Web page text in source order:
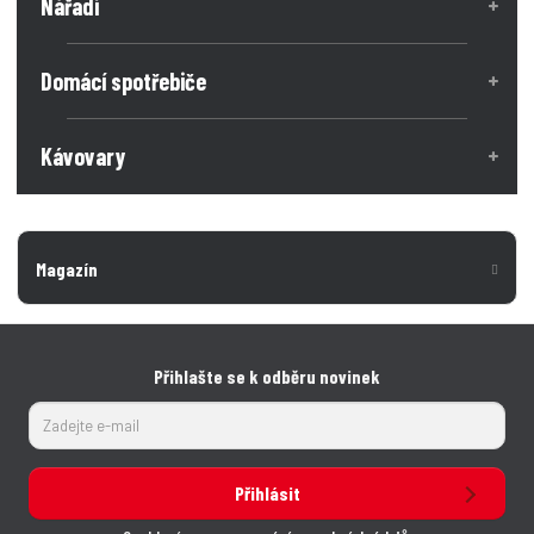
Nářadí
Domácí spotřebiče
Kávovary
Magazín
Přihlašte se k odběru novinek
Přihlásit